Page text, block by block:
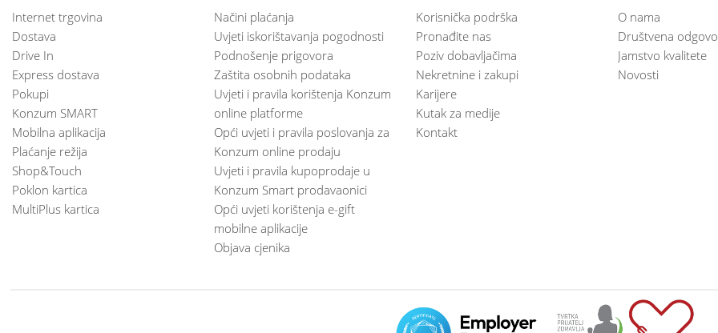
Internet trgovina
Dostava
Drive In
Express dostava
Pokupi
Konzum SMART
Mobilna aplikacija
Plaćanje režija
Shop&Touch
Poklon kartica
MultiPlus kartica
Načini plaćanja
Uvjeti iskorištavanja pogodnosti
Podnošenje prigovora
Zaštita osobnih podataka
Uvjeti i pravila korištenja Konzum
online platforme
Opći uvjeti i pravila poslovanja za
Konzum online prodaju
Uvjeti i pravila kupoprodaje u
Konzum Smart prodavaonici
Opći uvjeti korištenja e-gift
mobilne aplikacije
Objava cjenika
Korisnička podrška
Pronađite nas
Poziv dobavljačima
Nekretnine i zakupi
Karijere
Kutak za medije
Kontakt
O nama
Društvena
Jamstvo kvalitete
Novosti